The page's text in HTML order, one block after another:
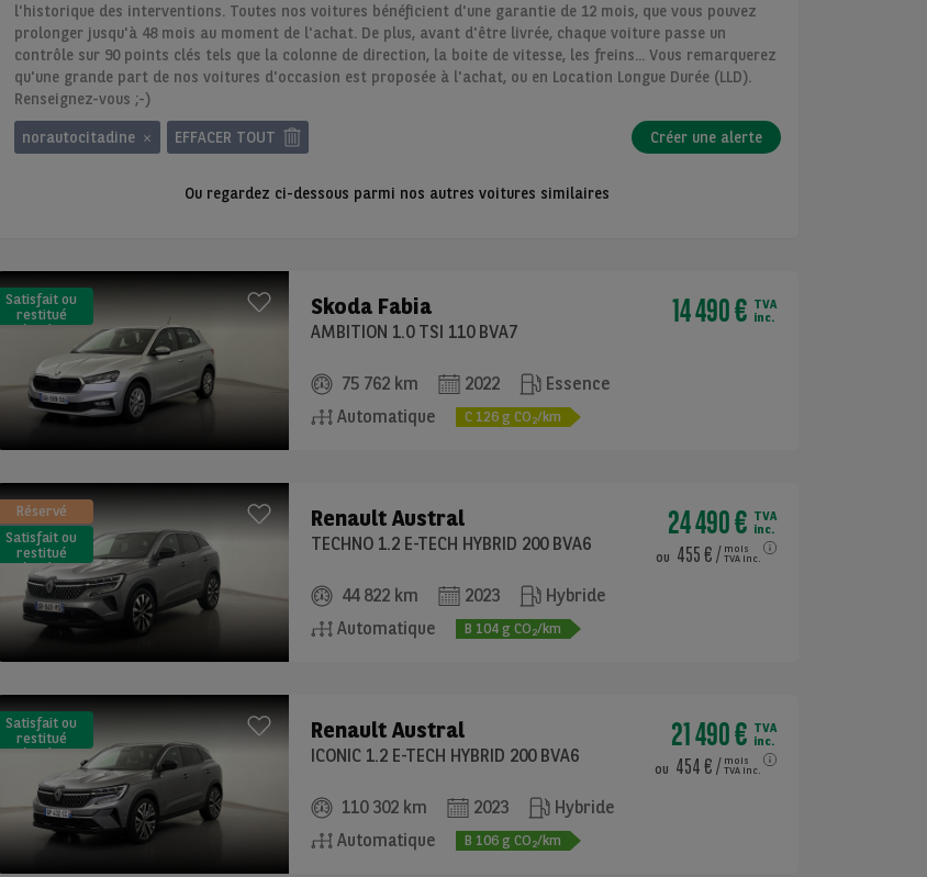
l'historique des interventions. Toutes nos voitures bénéficient d'une garantie de 12 mois, que vous pouvez
prolonger jusqu'à 48 mois au moment de l'achat. De plus, avant d'être livrée, chaque voiture passe un
contrôle sur 90 points clés tels que la colonne de direction, la boite de vitesse, les freins... Vous remarquerez
qu'une grande part de nos voitures d'occasion est proposée à l'achat, ou en Location Longue Durée (LLD).
Renseignez-vous ;-)
norautocitadine EFFACER TOUT Créer une alerte
Ou regardez ci-dessous parmi nos autres voitures similaires
Satisfait ou
restitué
(LLD)*
Skoda Fabia
AMBITION 1.0 TSI 110 BVA7
75 762 km 2022
Essence
Automatique
C 126g CO2/km
14 490 € TVA
inc.
Réservé
Satisfait ou
restitué
(LLD)*
Renault Austral
TECHNO 1.2 E-TECH HYBRID 200 BVA6
44 822 km 2023
Hybride
Automatique
B 104g CO2/km
24 490 € TVA
inc.
ou 455 €/ mois
TVA inc.
Satisfait ou
restitué
(LLD)*
Renault Austral
ICONIC 1.2 E-TECH HYBRID 200 BVA6
110 302 km 2023
Hybride
Automatique
B 106g CO2/km
21 490 € TVA
inc.
ou 454 €/ mois
TVA inc.